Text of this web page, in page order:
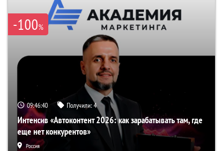
-100%
09:46:39 Получили:4
Интенсив «Автоконтент 2026: как зарабатывать там, где
еще нет конкурентов»
Россия